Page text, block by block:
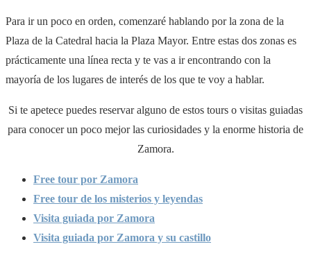
Para ir un poco en orden, comenzaré hablando por la zona de la
Plaza de la Catedral hacia la Plaza Mayor. Entre estas dos zonas es
prácticamente una línea recta y te vas a ir encontrando con la
mayoría de los lugares de interés de los que te voy a hablar.
Si te apetece puedes reservar alguno de estos tours o visitas guiadas
para conocer un poco mejor las curiosidades y la enorme historia de
Zamora.
Free tour por Zamora
Free tour de los misterios y leyendas
Visita guiada por Zamora
Visita guiada por Zamora y su castillo